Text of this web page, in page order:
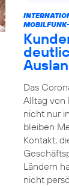
Das
Alltag von
nicht nur
bleiben
Kontakt,
Ländern
nicht